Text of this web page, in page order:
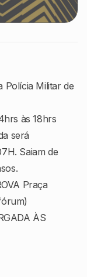
Polícia Militar de
às 18hrs
será
Saiam de
Praça
ÀS